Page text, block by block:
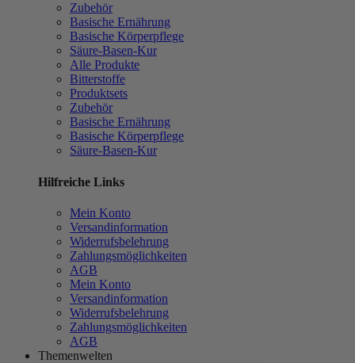
Zubehör
Basische Ernährung
Basische Körperpflege
Säure-Basen-Kur
Alle Produkte
Bitterstoffe
Produktsets
Zubehör
Basische Ernährung
Basische Körperpflege
Säure-Basen-Kur
Hilfreiche Links
Mein Konto
Versandinformation
Widerrufsbelehrung
Zahlungsmöglichkeiten
AGB
Mein Konto
Versandinformation
Widerrufsbelehrung
Zahlungsmöglichkeiten
AGB
Themenwelten